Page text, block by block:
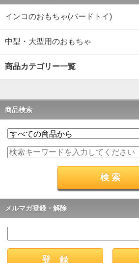
インコのおもちゃ(バードトイ)
中型・大型用のおもちゃ
商品カテゴリー一覧
商品検索
メルマガ登録・解除